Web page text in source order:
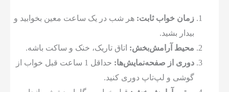
زمان خواب ثابت: هر شب در یک ساعت معین بخوابید و
بیدار بشید.
محیط آرامش‌بخش: اتاق تاریک، خنک و ساکت باشه.
دوری از صفحه‌نمایش‌ها:
حداقل 1 ساعت قبل خواب از
گوشی و لپ‌تاپ دوری کنید.